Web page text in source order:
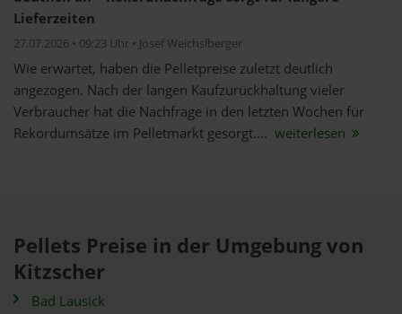
Lieferzeiten
27.07.2026 • 09:23 Uhr • Josef Weichslberger
Wie erwartet, haben die Pelletpreise zuletzt deutlich
angezogen. Nach der langen Kaufzurückhaltung vieler
Verbraucher hat die Nachfrage in den letzten Wochen für
Rekordumsätze im Pelletmarkt gesorgt.... weiterlesen
Pellets Preise in der Umgebung von
Kitzscher
Bad Lausick